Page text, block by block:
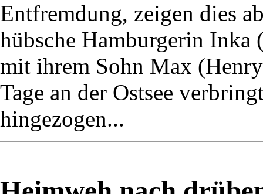
Entfremdung, zeigen dies
hübsche Hamburgerin
mit ihrem Sohn Max
Tage an der Ostsee
hingezogen...